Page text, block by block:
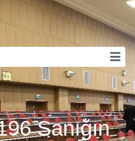
Sanığın